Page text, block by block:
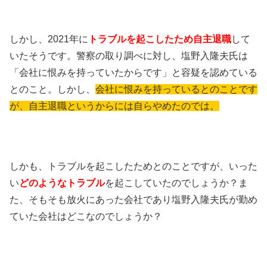
しかし、2021年に トラブルを起こしたため自主退職して
いたそうです。警察の取り調べに対し、塩野入隆夫氏は
「会社に恨みを持っていたからです」と容疑を認めている
とのこと。しかし、 会社に恨みを持っているとのことです
が、自主退職というからには自らやめたのでは。
しかも、トラブルを起こしたためとのことですが、いった
いどのようなトラブルを起こしていたのでしょうか？ま
た、そもそも放火にあった会社であり塩野入隆夫氏が勤め
ていた会社はどこなのでしょうか？